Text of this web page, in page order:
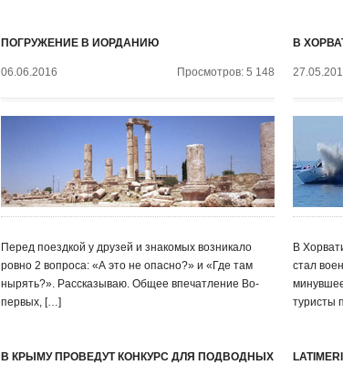
ПОГРУЖЕНИЕ В ИОРДАНИЮ
06.06.2016 Просмотров: 5 148
Перед поездкой у друзей и знакомых возникало
ровно 2 вопроса: «А это не опасно?» и «Где там
нырять?». Рассказываю. Общее впечатление Во-
первых, […]
В
В
стал
туристы
В КРЫМУ ПРОВЕДУТ КОНКУРС ДЛЯ ПОДВОДНЫХ